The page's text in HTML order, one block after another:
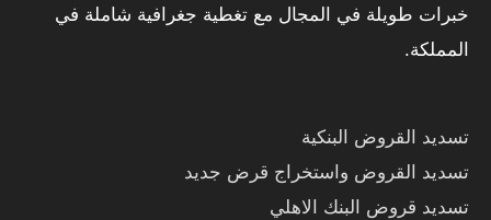
خبرات طويلة في المجال مع تغطية جغرافية شاملة في
المملكة.
تسديد القروض البنكية
تسديد القروض واستخراج قرض جديد
تسديد قروض البنك الاهلي